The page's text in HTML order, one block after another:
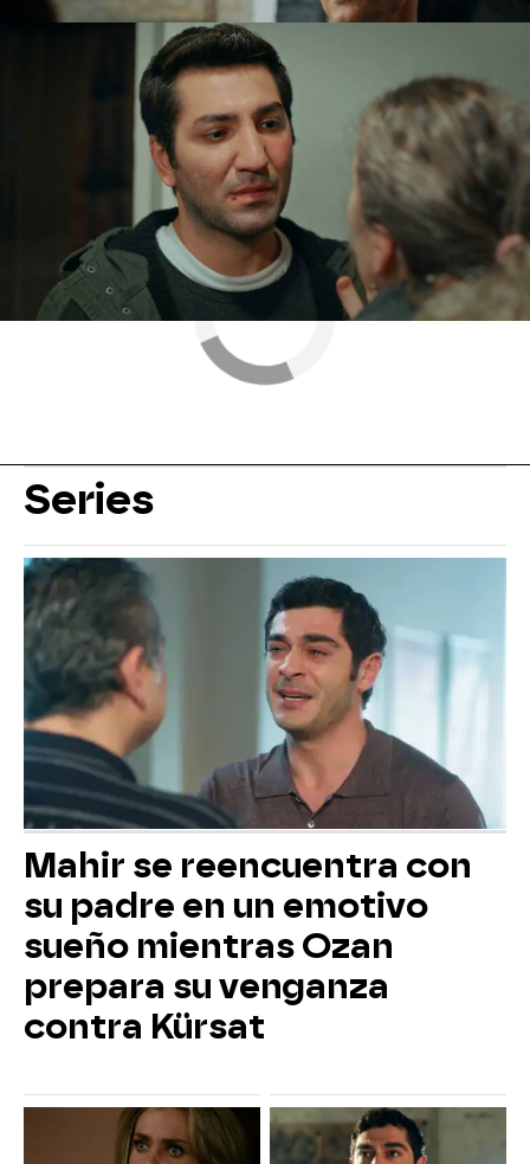
» Series » En llamas » Mejores momentos
Series
Mahir se reencuentra con
su padre en un emotivo
sueño mientras Ozan
prepara su venganza
contra Kürsat